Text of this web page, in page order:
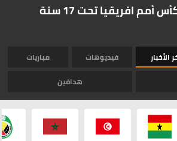
أمم افريقيا تحت 17 سنة
الأخبار فيديوهات
مباريات
هدافين